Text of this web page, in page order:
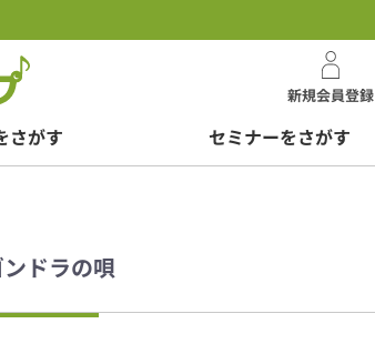
スズキオンライ新規会員登録
さがす セミナーをさがす
ンドラの唄